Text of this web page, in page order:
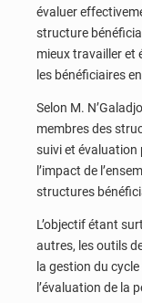
évaluer
structure
mieux travailler et
les bénéficiaires
Selon M.
membres des
suivi et évaluation
l’impact de
structures
L’objectif étant
autres, les outils
la gestion du
l’évaluation de la